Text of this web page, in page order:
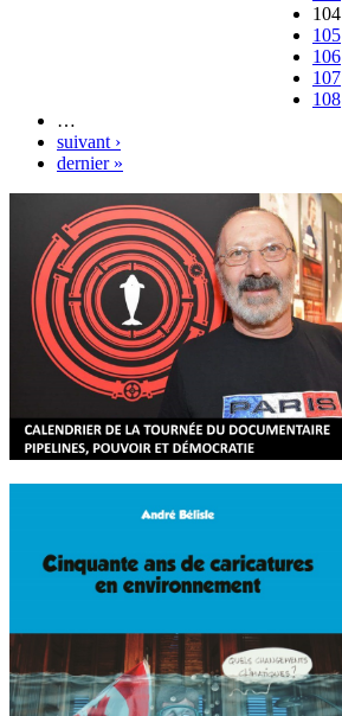
104
105
106
107
108
…
suivant ›
dernier »